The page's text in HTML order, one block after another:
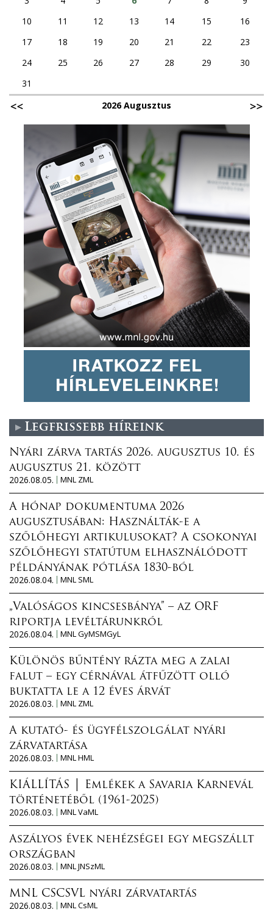
10
11 12 13 14 15
16
17
18 19 20 21 22
23
24
25 26 27 28 29
30
31
2026 Augusztus
Legfrissebb híreink
Nyári zárva tartás 2026. augusztus 10. és
augusztus 21. között
2026.08.05.
MNL ZML
A hónap dokumentuma 2026
augusztusában: Használták-e a
szőlőhegyi artikulusokat? A csokonyai
szőlőhegyi statútum elhasználódott
példányának pótlása 1830-ból
2026.08.04.
MNL SML
„Valóságos kincsesbánya” – az ORF
riportja levéltárunkról
2026.08.04.
MNL GyMSMGyL
Különös bűntény rázta meg a zalai
falut – egy cérnával átfűzött olló
buktatta le a 12 éves árvát
2026.08.03.
MNL ZML
A kutató- és ügyfélszolgálat nyári
zárvatartása
2026.08.03.
MNL HML
KIÁLLÍTÁS │ Emlékek a Savaria Karnevál
történetéből (1961-2025)
2026.08.03.
MNL VaML
Aszályos évek nehézségei egy megszállt
országban
2026.08.03.
MNL JNSzML
MNL CSCSVL nyári zárvatartás
2026.08.03.
MNL CsML